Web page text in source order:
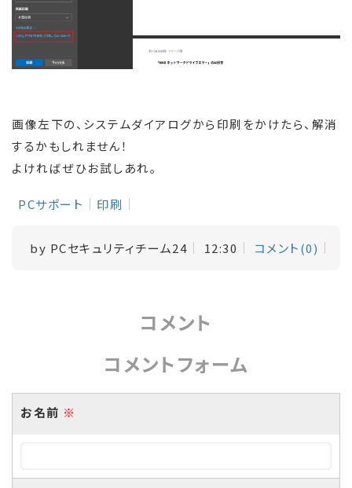
画像左下の、システムダイアログから印刷をかけたら、解消
するかもしれません！
よければぜひお試しあれ。
PCサポート 印刷
by PCセキュリティチーム24 12:30 コメント(0)
コメント
コメントフォーム
お名前 ※